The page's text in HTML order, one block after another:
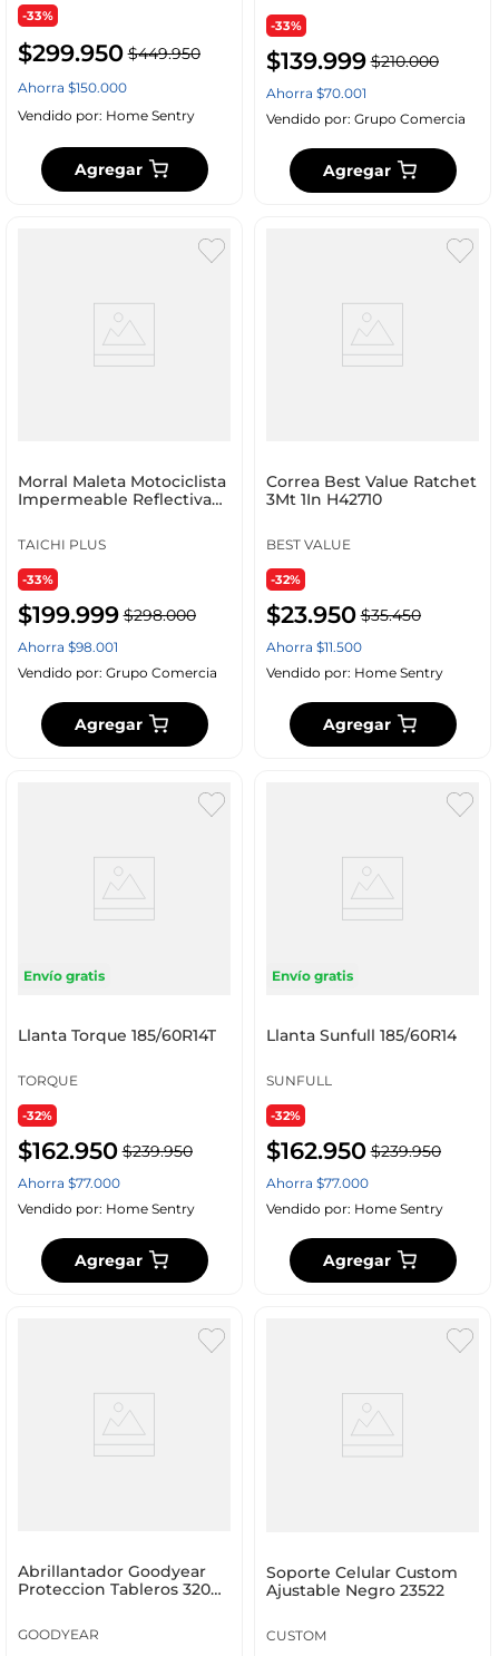
-33%
$299.950 $449.950
Ahorra $150.000
Vendido por: Home Sentry
Agregar
-33%
$139.999 $210.000
Ahorra $70.001
Vendido por: Grupo Comercia
Agregar
Morral Maleta Motociclista
Impermeable Reflectiva
TAICHI PLUS
-33%
$199.999 $298.000
Ahorra $98.001
Vendido por: Grupo Comercia
Agregar
Correa Best Value Ratchet
3Mt 1In H42710
BEST VALUE
-32%
$23.950 $35.450
Ahorra $11.500
Vendido por: Home Sentry
Agregar
Envío gratis
Llanta Torque 185/60R14T
TORQUE
-32%
$162.950 $239.950
Ahorra $77.000
Vendido por: Home Sentry
Agregar
Envío gratis
Llanta Sunfull 185/60R14
SUNFULL
-32%
$162.950 $239.950
Ahorra $77.000
Vendido por: Home Sentry
Agregar
Abrillantador Goodyear
Proteccion Tableros 320
GOODYEAR
Soporte Celular Custom
Ajustable Negro 23522
CUSTOM